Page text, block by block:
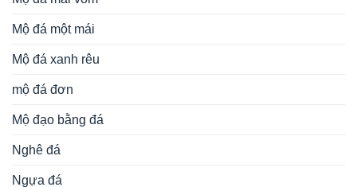
Mộ đá một mái
Mộ đá xanh rêu
mộ đá đơn
Mộ đạo bằng đá
Nghê đá
Ngựa đá